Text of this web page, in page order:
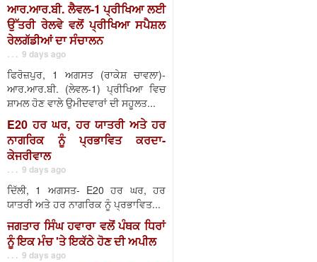
ਆਰ.ਆਰ.ਬੀ. ਲੈਵਲ-1 ਪ੍ਰੀਖਿਆ ਲਈ
ਉੱਤਰੀ ਰੇਲਵੇ ਵਲੋਂ ਪ੍ਰੀਖਿਆ ਸਪੈਸ਼ਲ
ਰੇਲਗੱਡੀਆਂ ਦਾ ਸੰਚਾਲਨ
. . . 9 days ago
ਫਿਰੋਜ਼ਪੁਰ, 1 ਅਗਸਤ (ਰਾਕੇਸ਼ ਚਾਵਲਾ)-
ਆਰ.ਆਰ.ਬੀ. (ਲੇਵਲ-1) ਪ੍ਰੀਖਿਆ ਵਿਚ
ਸ਼ਾਮਲ ਹੋਣ ਵਾਲੇ ਉਮੀਦਵਾਰਾਂ ਦੀ ਸਹੂਲਤ...
E20 ਹਰ ਘਰ, ਹਰ ਯਾਤਰੀ ਅਤੇ ਹਰ
ਨਾਗਰਿਕ ਨੂੰ ਪ੍ਰਭਾਵਿਤ ਕਰਦਾ-
ਕੇਜਰੀਵਾਲ
. . . 9 days ago
ਦਿੱਲੀ, 1 ਅਗਸਤ- E20 ਹਰ ਘਰ, ਹਰ
ਯਾਤਰੀ ਅਤੇ ਹਰ ਨਾਗਰਿਕ ਨੂੰ ਪ੍ਰਭਾਵਿਤ...
ਜਗਤਾਰ ਸਿੰਘ ਹਵਾਰਾ ਵਲੋਂ ਪੰਥਕ ਧਿਰਾਂ
ਨੂੰ ਇਕ ਮੰਚ 'ਤੇ ਇਕੱਠੇ ਹੋਣ ਦੀ ਅਪੀਲ
. . . 9 days ago